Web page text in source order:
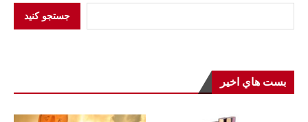
جستجو کنید
بست هاي اخير